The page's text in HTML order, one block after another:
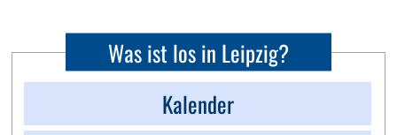
Was ist los in Leipzig?
Kalender